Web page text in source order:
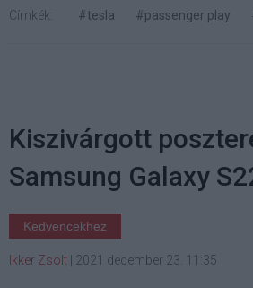
Címkék: #tesla #passenger play
Kiszivárgott
Samsung Galaxy
Kedvencekhez
Ikker Zsolt 2021 december 23. 11:35